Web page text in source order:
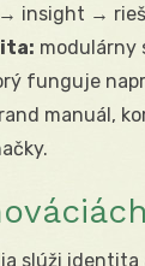
→ insight →
modulárny
funguje
manuál,
slúži